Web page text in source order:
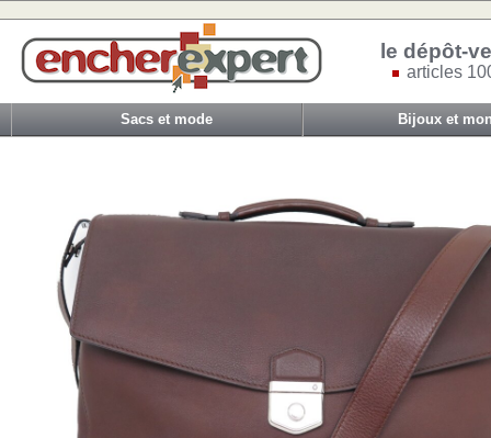
le dépôt-
articles
Sacs et mode Bijoux et